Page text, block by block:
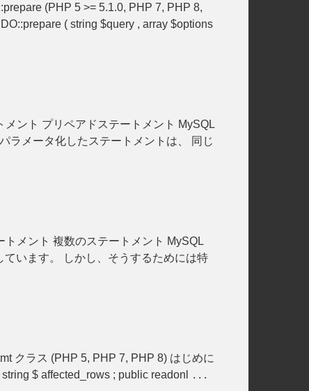
(PHP 5 >= 5.1.0, PHP 7, PHP 8,
( string $query , array $options
ント プリペアドステートメント MySQL
ラメータ化したステートメントは、 同じ
メント 複数のステートメント MySQL
います。 しかし、そうするためには特
クラス (PHP 5, PHP 7, PHP 8) はじめに
$ affected_rows ; public readonl
...